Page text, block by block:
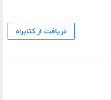
دریافت از کتابراه